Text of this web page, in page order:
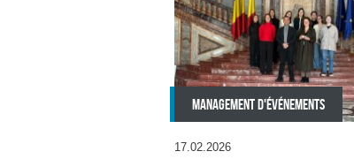
MANAGEMENT D'ÉVÉNEMENTS
17.02.2026